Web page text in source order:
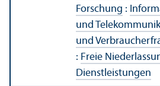
Forschung :
und
und
: Freie
Dienstleistungen